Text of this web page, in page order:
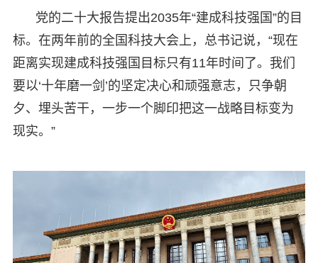
党的二十大报告提出2035年“建成科技强国”的目
标。在两年前的全国科技大会上，总书记说，“现在
距离实现建成科技强国目标只有11年时间了。我们
要以‘十年磨一剑’的坚定决心和顽强意志，只争朝
夕、埋头苦干，一步一个脚印把这一战略目标变为
现实。”